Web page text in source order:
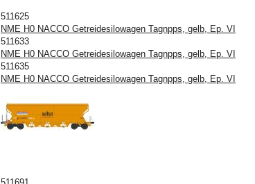
511625
NME H0 NACCO Getreidesilowagen Tagnpps, gelb, Ep. VI
511633
NME H0 NACCO Getreidesilowagen Tagnpps, gelb, Ep. VI
511635
NME H0 NACCO Getreidesilowagen Tagnpps, gelb, Ep. VI